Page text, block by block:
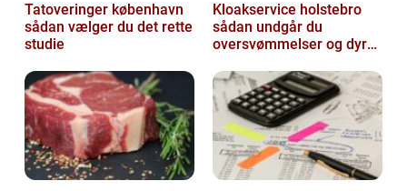
Tatoveringer københavn
sådan vælger du det rette
studie
Kloakservice holstebro
sådan undgår du
oversvømmelser og dyre